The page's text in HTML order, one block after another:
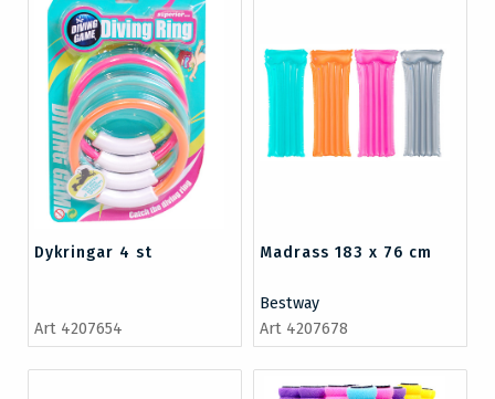
Dykringar 4 st
Art 4207654
Madrass 183 x 76 cm
Bestway
Art 4207678